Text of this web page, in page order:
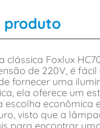
produto
clássica Foxlux
de 220V, é
fornecer uma
ela oferece um
escolha
visto que a
para encontrar